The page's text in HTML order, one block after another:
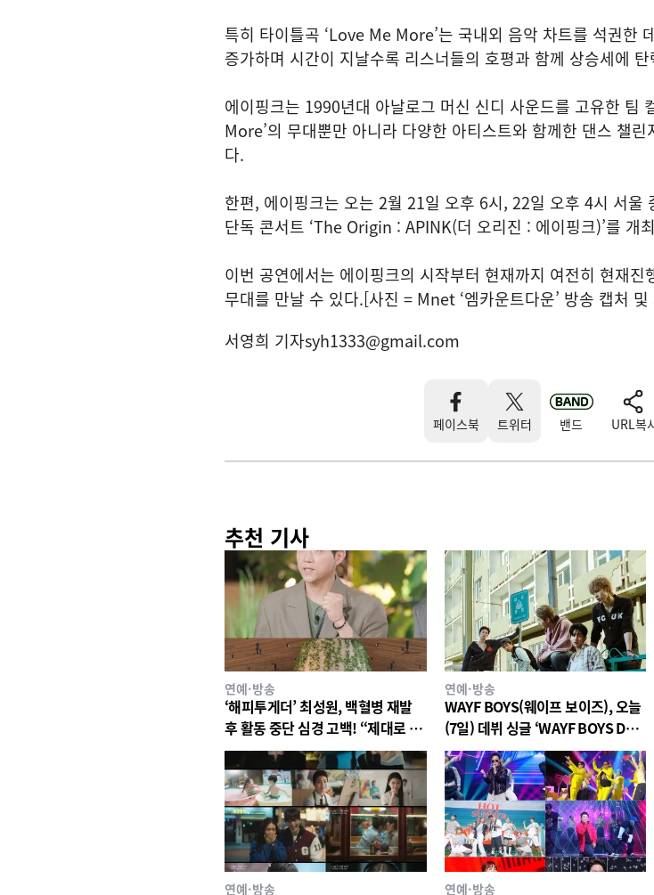
특히 타이틀곡 ‘Love Me More’는 국내외 음악 차트를 석권한
증가하며 시간이 지날수록 리스너들의 호평과 함께 상승세에
에이핑크는 1990년대 아날로그 머신 신디 사운드를 고유한 팀
More’의 무대뿐만 아니라 다양한 아티스트와 함께한 댄스 챌
다.
한편, 에이핑크는 오는 2월 21일 오후 6시, 22일 오후 4시 서울
단독 콘서트 ‘The Origin : APINK(더 오리진 : 에이핑크)’를 개
이번 공연에서는 에이핑크의 시작부터 현재까지 여전히 현재진
무대를 만날 수 있다.[사진 = Mnet ‘엠카운트다운’ 방송 캡처
서영희 기자syh1333@gmail.com
페이스북 트위터 밴드 URL복
추천 기사
연예·방송
‘해피투게더’ 최성원, 백혈병 재발
후 활동 중단 심경 고백! “제대로 서
있지도 못해. 매우 매우 고통스러웠
다”
연예·방송
WAYF BOYS(웨이프 보이즈), 오늘
(7일) 데뷔 싱글 ‘WAYF BOYS DO’
전 세계 공개
연예·방송 연예·방송